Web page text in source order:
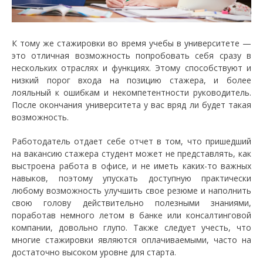
К тому же стажировки во время учебы в университете —
это отличная возможность попробовать себя сразу в
нескольких отраслях и функциях. Этому способствуют и
низкий порог входа на позицию стажера, и более
лояльный к ошибкам и некомпетентности руководитель.
После окончания университета у вас вряд ли будет такая
возможность.
Работодатель отдает себе отчет в том, что пришедший
на вакансию стажера студент может не представлять, как
выстроена работа в офисе, и не иметь каких-то важных
навыков, поэтому упускать доступную практически
любому возможность улучшить свое резюме и наполнить
свою голову действительно полезными знаниями,
поработав немного летом в банке или консалтинговой
компании, довольно глупо. Также следует учесть, что
многие стажировки являются оплачиваемыми, часто на
достаточно высоком уровне для старта.